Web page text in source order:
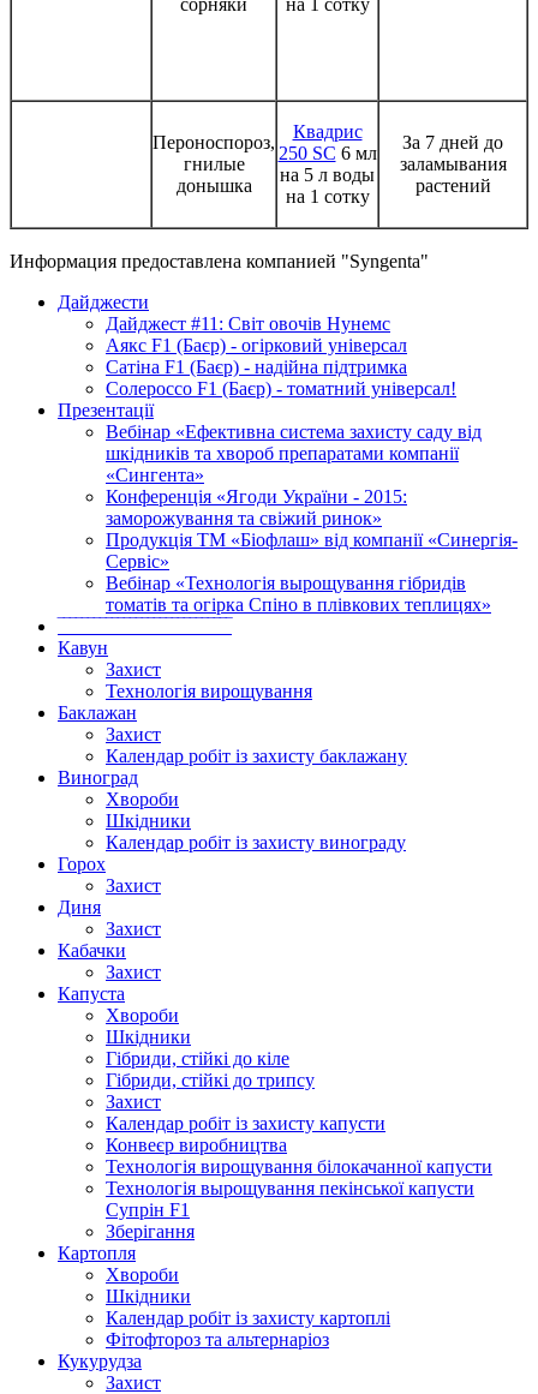
Пероноспороз,
гнилые
донышка
Квадрис
250 SC 6 мл
на 5 л воды
на 1 сотку
За 7 дней до
заламывания
растений
Информация предоставлена компанией "Syngenta"
Дайджести
Дайджест #11: Світ овочів Нунемс
Аякс F1 (Баєр) - огірковий універсал
Сатіна F1 (Баєр) - надійна підтримка
Солероссо F1 (Баєр) - томатний універсал!
Презентації
Вебінар «Ефективна система захисту саду від
шкідників та хвороб препаратами компанії
«Сингента»
Конференція «Ягоди України - 2015:
заморожування та свіжий ринок»
Продукція ТМ «Біофлаш» від компанії «Синергія-
Сервіс»
Вебінар «Технологія вырощування гібридів
томатів та огірка Спіно в плівкових теплицях»
Кавун
Захист
Технологія вирощування
Баклажан
Захист
Календар робіт із захисту баклажану
Виноград
Хвороби
Шкідники
Календар робіт із захисту винограду
Горох
Захист
Диня
Захист
Кабачки
Захист
Капуста
Хвороби
Шкідники
Гібриди, стійкі до кіле
Гібриди, стійкі до трипсу
Захист
Календар робіт із захисту капусти
Конвеєр виробництва
Технологія вирощування білокачанної капусти
Технологія вырощування пекінської капусти
Супрін F1
Зберігання
Картопля
Хвороби
Шкідники
Календар робіт із захисту картоплі
Фітофтороз та альтернаріоз
Кукурудза
Захист